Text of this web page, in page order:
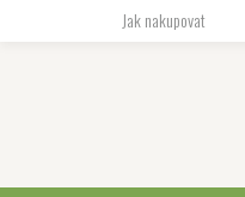
Jak nakupovat